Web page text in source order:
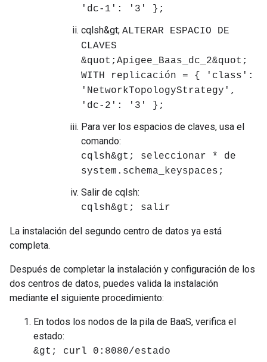
'dc-1': '3' };
cqlsh&gt; ALTERAR ESPACIO DE
CLAVES
&quot;Apigee_Baas_dc_2&quot;
WITH replicación = { 'class':
'NetworkTopologyStrategy',
'dc-2': '3' };
Para ver los espacios de claves, usa el
comando:
cqlsh&gt; seleccionar * de
system.schema_keyspaces;
Salir de cqlsh:
cqlsh&gt; salir
La instalación del segundo centro de datos ya está
completa.
Después de completar la instalación y configuración de los
dos centros de datos, puedes valida la instalación
mediante el siguiente procedimiento:
En todos los nodos de la pila de BaaS, verifica el
estado:
&gt; curl 0:8080/estado